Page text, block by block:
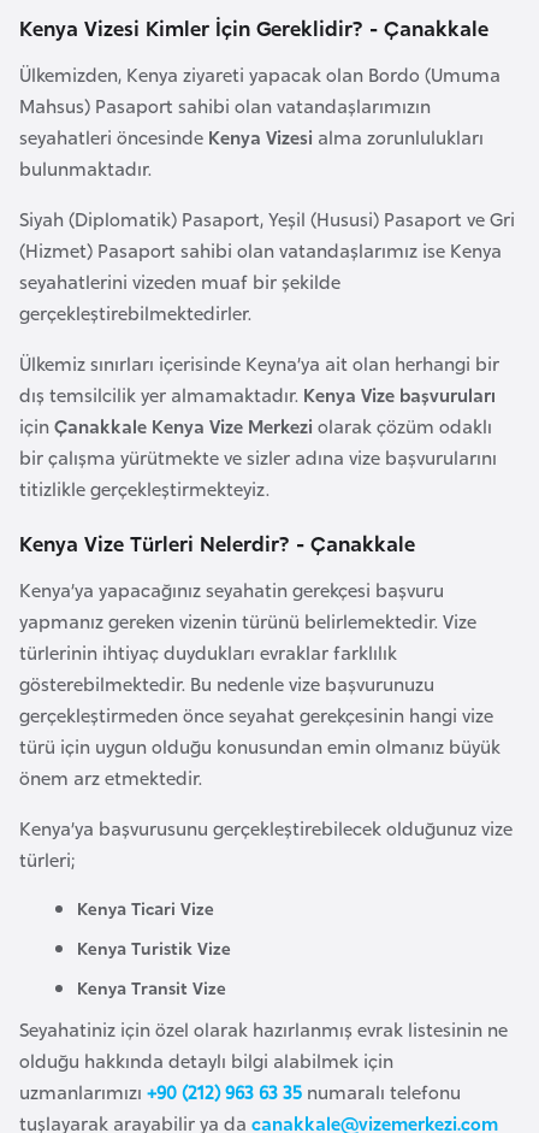
Kenya Vizesi Kimler İçin Gereklidir? - Çanakkale
Ülkemizden, Kenya ziyareti yapacak olan Bordo (Umuma
Mahsus) Pasaport sahibi olan vatandaşlarımızın
seyahatleri öncesinde Kenya Vizesi alma zorunlulukları
bulunmaktadır.
Siyah (Diplomatik) Pasaport, Yeşil (Hususi) Pasaport ve Gri
(Hizmet) Pasaport sahibi olan vatandaşlarımız ise Kenya
seyahatlerini vizeden muaf bir şekilde
gerçekleştirebilmektedirler.
Ülkemiz sınırları içerisinde Keyna’ya ait olan herhangi bir
dış temsilcilik yer almamaktadır. Kenya Vize başvuruları
içinÇanakkale Kenya Vize Merkezi olarak çözüm odaklı
bir çalışma yürütmekte ve sizler adına vize başvurularını
titizlikle gerçekleştirmekteyiz.
Kenya Vize Türleri Nelerdir? - Çanakkale
Kenya’ya yapacağınız seyahatin gerekçesi başvuru
yapmanız gereken vizenin türünü belirlemektedir. Vize
türlerinin ihtiyaç duydukları evraklar farklılık
gösterebilmektedir. Bu nedenle vize başvurunuzu
gerçekleştirmeden önce seyahat gerekçesinin hangi vize
türü için uygun olduğu konusundan emin olmanız büyük
önem arz etmektedir.
Kenya’ya başvurusunu gerçekleştirebilecek olduğunuz vize
türleri;
Kenya Ticari Vize
Kenya Turistik Vize
Kenya Transit Vize
Seyahatiniz için özel olarak hazırlanmış evrak listesinin ne
olduğu hakkında detaylı bilgi alabilmek için
uzmanlarımızı +90 (212) 963 63 35 numaralı telefonu
tuşlayarak arayabilir ya da canakkale@vizemerkezi.com
e
a
r
u
s
B
e
l
i
k
a
e
i
n
o
a
H
B
u